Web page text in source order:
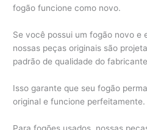
fogão funcione como novo.
Se você possui um fogão novo e
nossas peças originais são
padrão de qualidade do
Isso garante que seu fogão
original e funcione perfeitamente.
Para fogões usados, nossas